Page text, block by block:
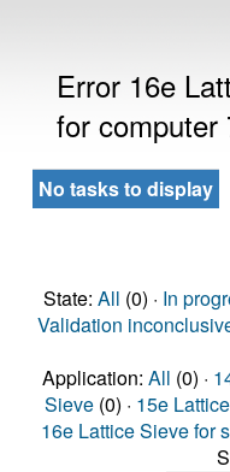
Error 16e
for computer
No tasks to display
State: All (0) · In
Validation
Application: All (0) ·
Sieve (0) · 15e
16e Lattice Sieve for